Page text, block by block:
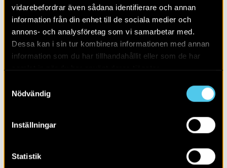
vidarebefordrar även sådana identifierare och annan
information från din enhet till de sociala medier och
annons- och analysföretag som vi samarbetar med.
Dessa kan i sin tur kombinera informationen med annan
information som du har tillhandahållit eller som de har
Nödvändig
Inställningar
Statistik
RAPPORT 2014:169
Arkeologisk utredning i Stockevik